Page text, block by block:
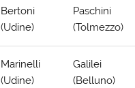
Bertoni
(Udine)
Paschini
(Tolmezzo)
Marinelli
(Udine)
Galilei
(Belluno)